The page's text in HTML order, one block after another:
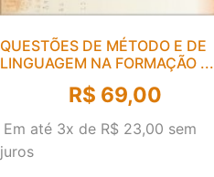
QUESTÕES DE MÉTODO E DE
LINGUAGEM NA FORMAÇÃO ...
R$ 69,00
Em até 3x de R$ 23,00 sem
juros